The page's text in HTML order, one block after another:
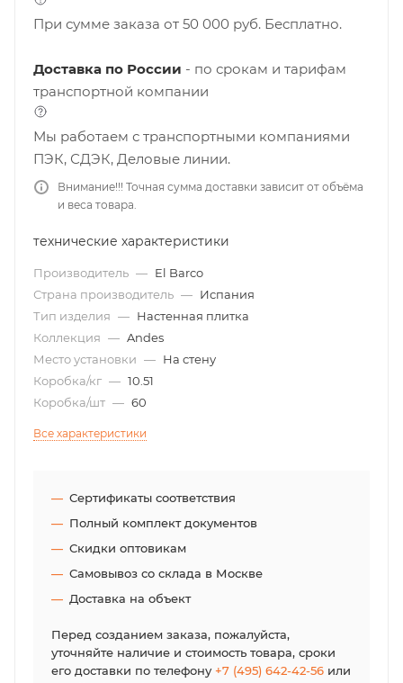
При сумме заказа от 50 000 руб. Бесплатно.
Доставка по России - по срокам и тарифам
транспортной компании
Мы работаем с транспортными компаниями
ПЭК, СДЭК, Деловые линии.
Внимание!!! Точная сумма доставки зависит от объёма
и веса товара.
технические характеристики
Производитель — El Barco
Страна производитель — Испания
Тип изделия — Настенная плитка
Коллекция — Andes
Место установки — На стену
Коробка/кг — 10.51
Коробка/шт — 60
Все характеристики
Сертификаты соответствия
Полный комплект документов
Скидки оптовикам
Самовывоз со склада в Москве
Доставка на объект
Перед созданием заказа, пожалуйста,
уточняйте наличие и стоимость товара, сроки
его доставки по телефону+7 (495) 642-42-56 или